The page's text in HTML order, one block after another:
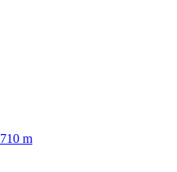
710 m